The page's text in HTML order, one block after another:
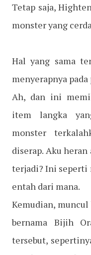
Tetap saja,
monster yang
Hal yang sama
menyerapnya pada
Ah, dan ini
item langka
monster
diserap. Aku
terjadi? Ini seperti
entah dari mana.
Kemudian,
bernama Bijih
tersebut,